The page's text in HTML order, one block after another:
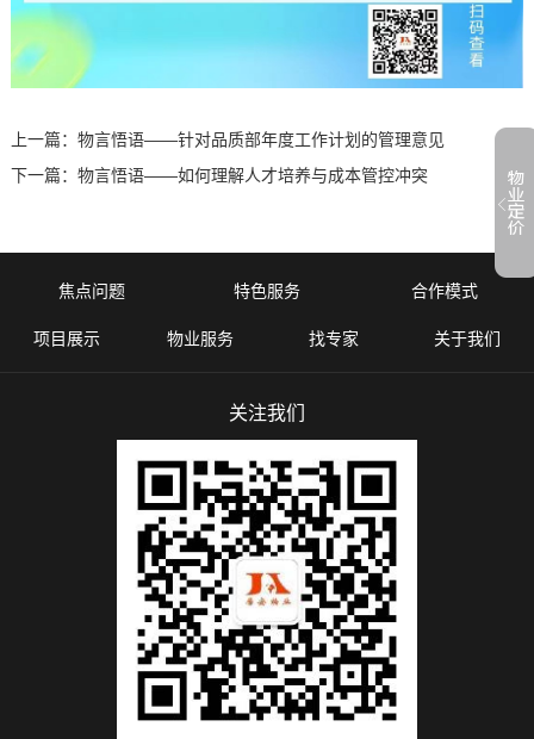
上一篇： 物言悟语——针对品质部年度工作计划的管理意见
下一篇： 物言悟语——如何理解人才培养与成本管控冲突
焦点问题 特色服务 合作模式
项目展示 物业服务 找专家 关于我们
关注我们